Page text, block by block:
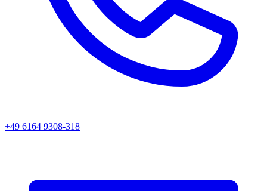
+49 6164 9308-318